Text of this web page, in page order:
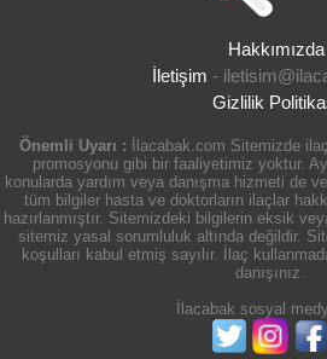
Hakkımızda
İletişim -
Gizlilik
Önemli Uyarı :
İlacabak.com Sitemizde
promosyonu gibi bir faaliyetimiz yoktur.
konularda yardım veya danışma hizmeti de
tüm bilgiler hasta ve doktorların ilaçlar
hazırlanmıştır. Sitemizdeki bilgilerin eksik
sitemiz yasal sorumluluk altında değildir.
koşulları kabul etmiş sayılır. İlaç
danışınız.
İlacabak sosyal